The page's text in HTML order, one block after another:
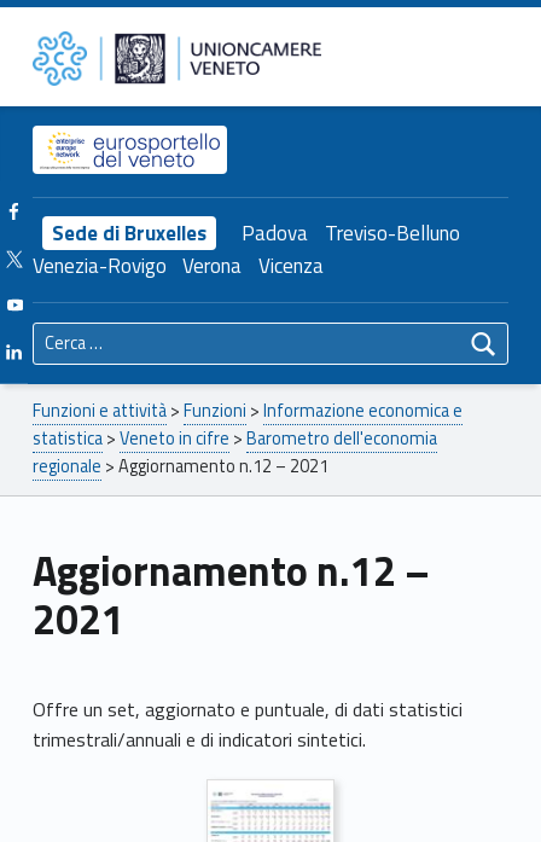
Aggiornamento n.12 – 2021 – Unioncamere del Veneto Unioncamere del Veneto
Header info sidebar
Sede di Bruxelles Padova Treviso-Belluno
Venezia-Rovigo Verona Vicenza
Facebook Unioncamere Veneto
Twitter Unioncamere Veneto
Youtube Unioncamere Veneto
Linkedin Unioncamere Veneto
Ricerca per:
Breadcrumbs navigation
Funzioni e attività>Funzioni >Informazione economica e
statistica>Veneto in cifre >Barometro dell'economia
regionale >Aggiornamento n.12 – 2021
Aggiornamento n.12 –
2021
Offre un set, aggiornato e puntuale, di dati statistici
trimestrali/annuali e di indicatori sintetici.